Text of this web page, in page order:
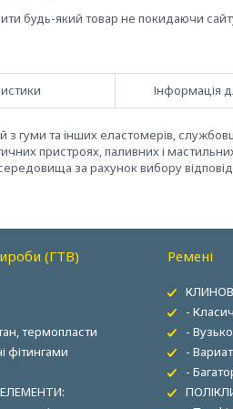
будь-який товар не покидаючи
Інформація
з гуми та інших еластомерів,
пристроях, паливних і
за рахунок вибору
(ГТВ)
термопласти
фітингами
Ремені
-
-
-
-